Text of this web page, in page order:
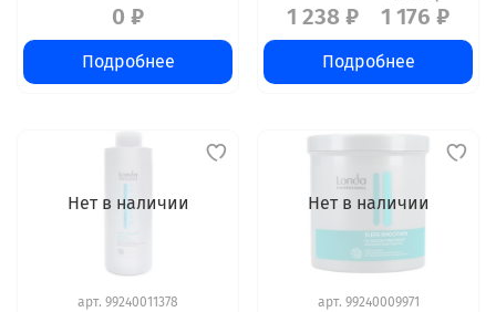
0 ₽
Подробнее
1 238 ₽ 1 176 ₽
Подробнее
Нет в наличии
арт. 99240011378
Нет в наличии
арт. 99240009971